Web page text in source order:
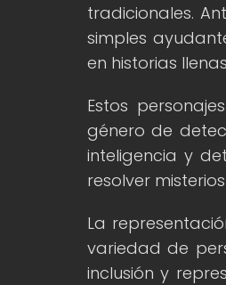
tradicionales.
simples
en historias
Estos
género de
inteligencia y
resolver
La
variedad de
inclusión y